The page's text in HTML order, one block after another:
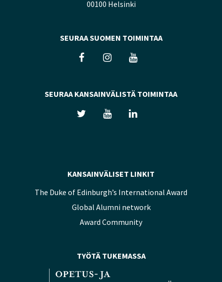
00100 Helsinki
SEURAA SUOMEN TOIMINTAA
SEURAA KANSAINVÄLISTÄ TOIMINTAA
KANSAINVÄLISET LINKIT
The Duke of Edinburgh’s International Award
Global Alumni network
Award Community
TYÖTÄ TUKEMASSA